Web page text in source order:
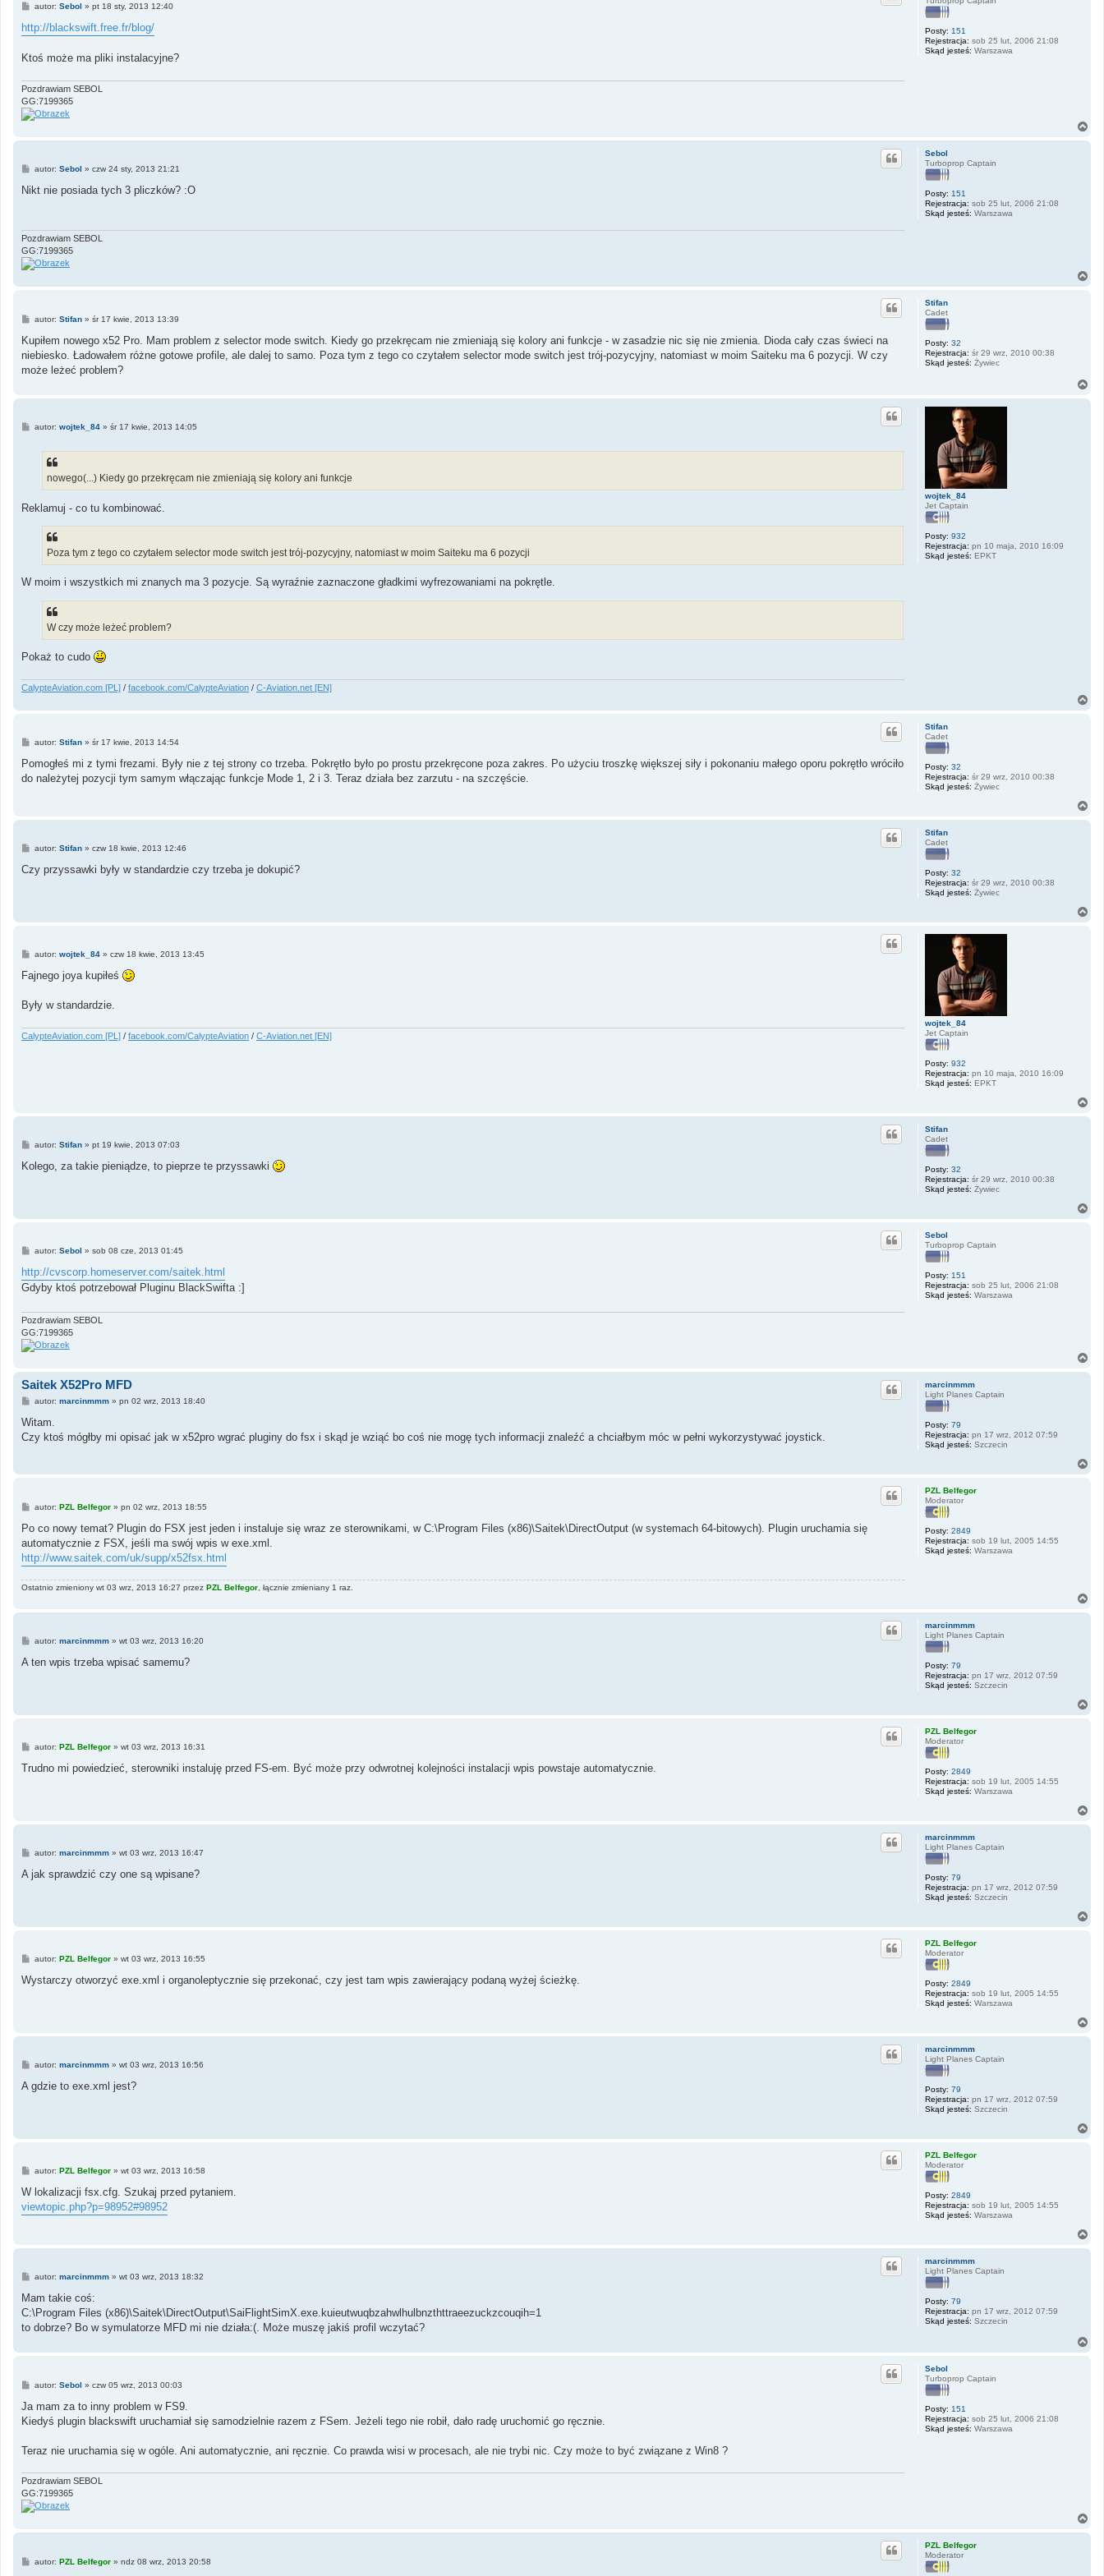
Posty: 151
Rejestracja: sob 25 lut, 2006 21:08
Skąd jesteś: Warszawa
P
s
t
autor: Sebol » pt 18 sty, 2013 12:40
http://blackswift.free.fr/blog/
Ktoś może ma pliki instalacyjne?
Pozdrawiam SEBOL
GG:7199365
Sebol
Turboprop Captain
Posty: 151
Rejestracja: sob 25 lut, 2006 21:08
Skąd jesteś: Warszawa
P
s
autor: Sebol » czw 24 sty, 2013 21:21
Nikt nie posiada tych 3 pliczków? :O
Pozdrawiam SEBOL
GG:7199365
Stifan
Cadet
Posty: 32
Rejestracja: śr 29 wrz, 2010 00:38
Skąd jesteś: Żywiec
P
s
autor: Stifan» śr 17 kwie, 2013 13:39
Kupiłem nowego x52 Pro. Mam problem z selector mode switch. Kiedy go przekręcam nie zmieniają się kolory ani funkcje - w zasadzie nic się nie zmienia. Dioda cały czas świeci na
niebiesko. Ładowałem różne gotowe profile, ale dalej to samo. Poza tym z tego co czytałem selector mode switch jest trój-pozycyjny, natomiast w moim Saiteku ma 6 pozycji. W czy
może leżeć problem?
wojtek_84
Jet Captain
Posty: 932
Rejestracja: pn 10 maja, 2010 16:09
Skąd jesteś: EPKT
Pautor: wojtek_84» śr 17 kwie, 2013 14:05
nowego(...) Kiedy go przekręcam nie zmieniają się kolory ani funkcje
Reklamuj - co tu kombinować.
Poza tym z tego co czytałem selector mode switch jest trój-pozycyjny, natomiast w moim Saiteku ma 6 pozycji
W moim i wszystkich mi znanych ma 3 pozycje. Są wyraźnie zaznaczone gładkimi wyfrezowaniami na pokrętle.
W czy może leżeć problem?
Pokaż to cudo
CalypteAviation.com [PL] / facebook.com/CalypteAviation / C-Aviation.net [EN]
Stifan
Cadet
Posty: 32
Rejestracja: śr 29 wrz, 2010 00:38
Skąd jesteś: Żywiec
P
s
autor: Stifan» śr 17 kwie, 2013 14:54
Pomogłeś mi z tymi frezami. Były nie z tej strony co trzeba. Pokrętło było po prostu przekręcone poza zakres. Po użyciu troszkę większej siły i pokonaniu małego oporu pokrętło wróciło
do należytej pozycji tym samym włączając funkcje Mode 1, 2 i 3. Teraz działa bez zarzutu - na szczęście.
Stifan
Cadet
Posty: 32
Rejestracja: śr 29 wrz, 2010 00:38
Skąd jesteś: Żywiec
P
s
autor: Stifan» czw 18 kwie, 2013 12:46
Czy przyssawki były w standardzie czy trzeba je dokupić?
wojtek_84
Jet Captain
Posty: 932
Rejestracja: pn 10 maja, 2010 16:09
Skąd jesteś: EPKT
P
s
t
autor: wojtek_84» czw 18 kwie, 2013 13:45
Fajnego joya kupiłeś
Były w standardzie.
CalypteAviation.com [PL] / facebook.com/CalypteAviation / C-Aviation.net [EN]
Stifan
Cadet
Posty: 32
Rejestracja: śr 29 wrz, 2010 00:38
Skąd jesteś: Żywiec
P
s
autor: Stifan» pt 19 kwie, 2013 07:03
Kolego, za takie pieniądze, to pieprze te przyssawki
Sebol
Turboprop Captain
Posty: 151
Rejestracja: sob 25 lut, 2006 21:08
Skąd jesteś: Warszawa
P
s
t
autor: Sebol » sob 08 cze, 2013 01:45
http://cvscorp.homeserver.com/saitek.html
Gdyby ktoś potrzebował Pluginu BlackSwifta :]
Pozdrawiam SEBOL
GG:7199365
marcinmmm
Light Planes Captain
Posty: 79
Rejestracja: pn 17 wrz, 2012 07:59
Skąd jesteś: Szczecin
Saitek X52Pro MFD
P
s
autor: marcinmmm» pn 02 wrz, 2013 18:40
Witam.
Czy ktoś mógłby mi opisać jak w x52pro wgrać pluginy do fsx i skąd je wziąć bo coś nie mogę tych informacji znaleźć a chciałbym móc w pełni wykorzystywać joystick.
PZL Belfegor
Moderator
Posty: 2849
Rejestracja: sob 19 lut, 2005 14:55
Skąd jesteś: Warszawa
P
s
autor: PZL Belfegor» pn 02 wrz, 2013 18:55
Po co nowy temat? Plugin do FSX jest jeden i instaluje się wraz ze sterownikami, w C:\Program Files (x86)\Saitek\DirectOutput (w systemach 64-bitowych). Plugin uruchamia się
automatycznie z FSX, jeśli ma swój wpis w exe.xml.
http://www.saitek.com/uk/supp/x52fsx.html
Ostatnio zmieniony wt 03 wrz, 2013 16:27 przez PZL Belfegor , łącznie zmieniany 1 raz.
marcinmmm
Light Planes Captain
Posty: 79
Rejestracja: pn 17 wrz, 2012 07:59
Skąd jesteś: Szczecin
P
s
autor: marcinmmm» wt 03 wrz, 2013 16:20
A ten wpis trzeba wpisać samemu?
PZL Belfegor
Moderator
Posty: 2849
Rejestracja: sob 19 lut, 2005 14:55
Skąd jesteś: Warszawa
P
s
autor: PZL Belfegor» wt 03 wrz, 2013 16:31
Trudno mi powiedzieć, sterowniki instaluję przed FS-em. Być może przy odwrotnej kolejności instalacji wpis powstaje automatycznie.
marcinmmm
Light Planes Captain
Posty: 79
Rejestracja: pn 17 wrz, 2012 07:59
Skąd jesteś: Szczecin
P
s
t
autor: marcinmmm» wt 03 wrz, 2013 16:47
A jak sprawdzić czy one są wpisane?
PZL Belfegor
Moderator
Posty: 2849
Rejestracja: sob 19 lut, 2005 14:55
Skąd jesteś: Warszawa
P
s
t
autor: PZL Belfegor» wt 03 wrz, 2013 16:55
Wystarczy otworzyć exe.xml i organoleptycznie się przekonać, czy jest tam wpis zawierający podaną wyżej ścieżkę.
marcinmmm
Light Planes Captain
Posty: 79
Rejestracja: pn 17 wrz, 2012 07:59
Skąd jesteś: Szczecin
P
s
t
autor: marcinmmm» wt 03 wrz, 2013 16:56
A gdzie to exe.xml jest?
PZL Belfegor
Moderator
Posty: 2849
Rejestracja: sob 19 lut, 2005 14:55
Skąd jesteś: Warszawa
P
s
autor: PZL Belfegor» wt 03 wrz, 2013 16:58
W lokalizacji fsx.cfg. Szukaj przed pytaniem.
viewtopic.php?p=98952#98952
marcinmmm
Light Planes Captain
Posty: 79
Rejestracja: pn 17 wrz, 2012 07:59
Skąd jesteś: Szczecin
P
s
autor: marcinmmm» wt 03 wrz, 2013 18:32
Mam takie coś:
C:\Program Files (x86)\Saitek\DirectOutput\SaiFlightSimX.exe.kuieutwuqbzahwlhulbnzthttraeezuckzcouqih=1
to dobrze? Bo w symulatorze MFD mi nie działa:(. Może muszę jakiś profil wczytać?
Sebol
Turboprop Captain
Posty: 151
Rejestracja: sob 25 lut, 2006 21:08
Skąd jesteś: Warszawa
P
s
autor: Sebol » czw 05 wrz, 2013 00:03
Ja mam za to inny problem w FS9.
Kiedyś plugin blackswift uruchamiał się samodzielnie razem z FSem. Jeżeli tego nie robił, dało radę uruchomić go ręcznie.
Teraz nie uruchamia się w ogóle. Ani automatycznie, ani ręcznie. Co prawda wisi w procesach, ale nie trybi nic. Czy może to być związane z Win8 ?
Pozdrawiam SEBOL
GG:7199365
PZL Belfegor
Moderator
Pautor: PZL Belfegor» ndz 08 wrz, 2013 20:58